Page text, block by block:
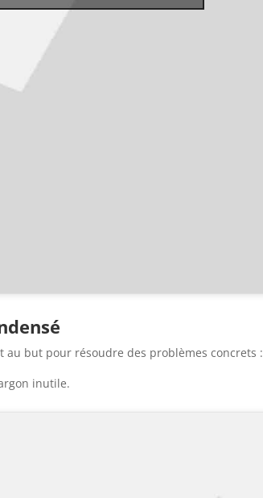
au but pour résoudre des problèmes concrets :
inutile.